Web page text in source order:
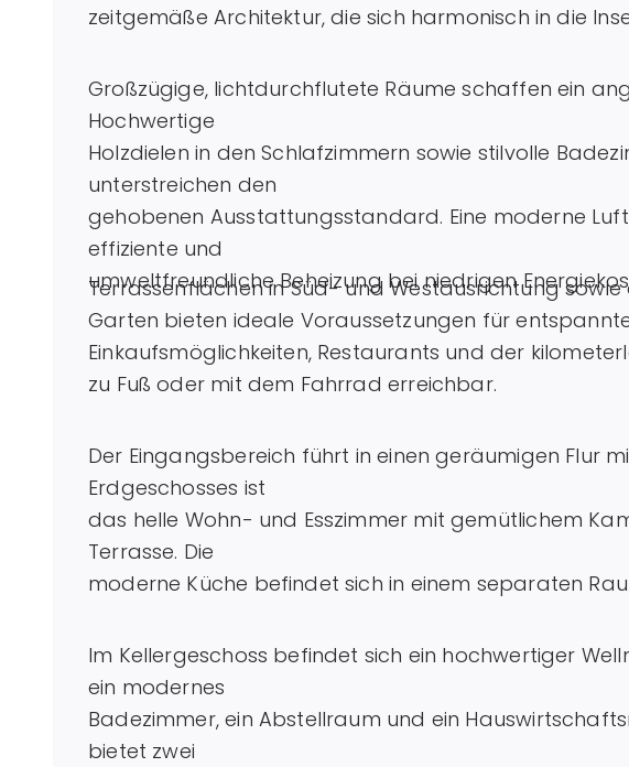
zeitgemäße Architektur, die sich harmonisch in die
Großzügige, lichtdurchflutete Räume schaffen ein
Hochwertige
Holzdielen in den Schlafzimmern sowie stilvolle
unterstreichen den
gehobenen Ausstattungsstandard. Eine moderne
effiziente und
umweltfreundliche Beheizung bei niedrigen
Terrassenflächen in Süd- und Westausrichtung
Garten bieten ideale Voraussetzungen für
Einkaufsmöglichkeiten, Restaurants und der
zu Fuß oder mit dem Fahrrad erreichbar.
Der Eingangsbereich führt in einen geräumigen Flur
Erdgeschosses ist
das helle Wohn- und Esszimmer mit gemütlichem
Terrasse. Die
moderne Küche befindet sich in einem separaten
Im Kellergeschoss befindet sich ein hochwertiger
ein modernes
Badezimmer, ein Abstellraum und ein
bietet zwei